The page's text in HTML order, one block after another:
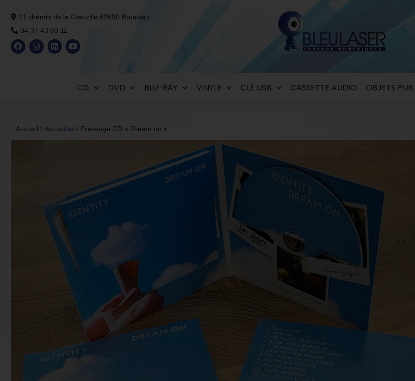
11 chemin de la Creuzille 69690 Brussieu
04 37 43 60 11
CD DVD BLU-RAY VINYLE CLÉ USB CASSETTE AUDIO OBJETS PUB
Accueil / Actualites / Pressage CD « Dream on »